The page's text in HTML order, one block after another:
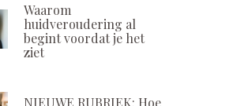
Waarom
huidveroudering al
begint voordat je het
ziet
NIEUWE RUBRIEK: Hoe